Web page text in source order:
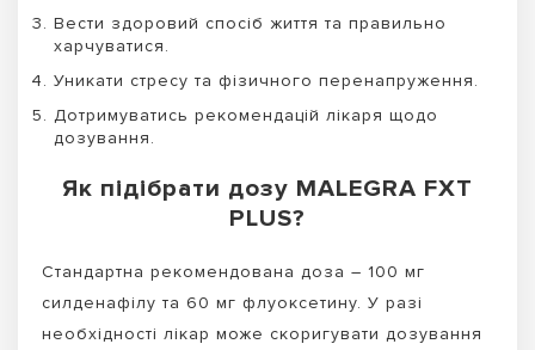
Вести здоровий спосіб життя та правильно
харчуватися.
Уникати стресу та фізичного перенапруження.
Дотримуватись рекомендацій лікаря щодо
дозування.
Як підібрати дозу MALEGRA FXT
PLUS?
Стандартна рекомендована доза – 100 мг
силденафілу та 60 мг флуоксетину. У разі
необхідності лікар може скоригувати дозування